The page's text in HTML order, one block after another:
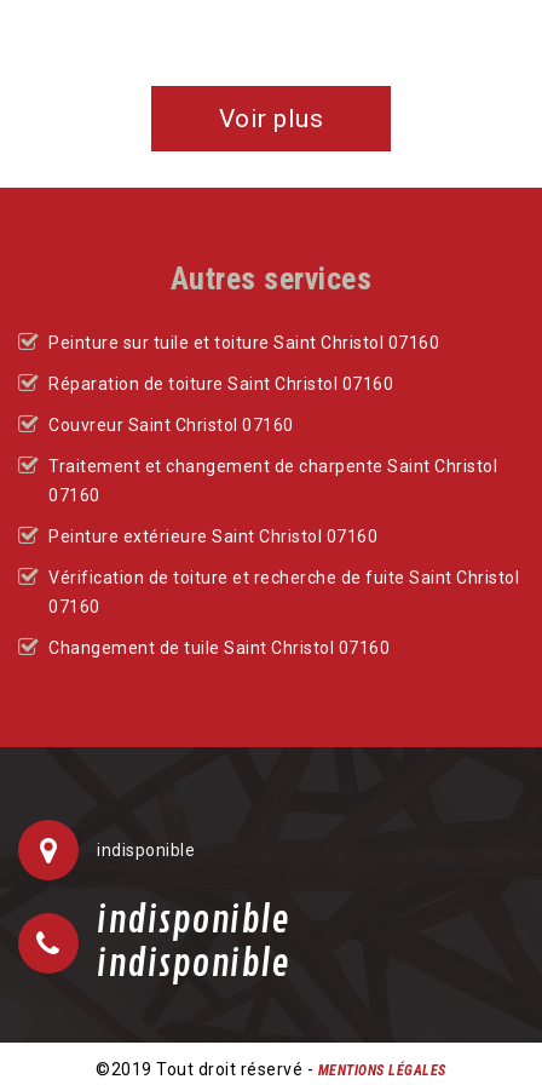
Voir plus
Autres services
Peinture sur tuile et toiture Saint Christol 07160
Réparation de toiture Saint Christol 07160
Couvreur Saint Christol 07160
Traitement et changement de charpente Saint Christol
07160
Peinture extérieure Saint Christol 07160
Vérification de toiture et recherche de fuite Saint Christol
07160
Changement de tuile Saint Christol 07160
indisponible
indisponible
indisponible
©2019 Tout droit réservé - MENTIONS LÉGALES